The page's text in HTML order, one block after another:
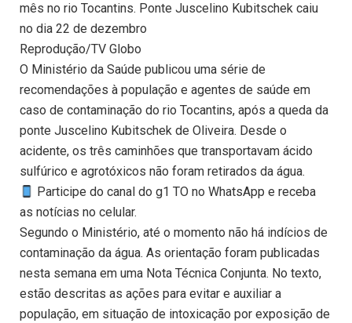
mês no rio Tocantins. Ponte Juscelino Kubitschek caiu
no dia 22 de dezembro
Reprodução/TV Globo
O Ministério da Saúde publicou uma série de
recomendações à população e agentes de saúde em
caso de contaminação do rio Tocantins, após a queda da
ponte Juscelino Kubitschek de Oliveira. Desde o
acidente, os três caminhões que transportavam ácido
sulfúrico e agrotóxicos não foram retirados da água.
Participe do canal do g1 TO no WhatsApp e receba
as notícias no celular.
Segundo o Ministério, até o momento não há indícios de
contaminação da água. As orientação foram publicadas
nesta semana em uma Nota Técnica Conjunta. No texto,
estão descritas as ações para evitar e auxiliar a
população, em situação de intoxicação por exposição de